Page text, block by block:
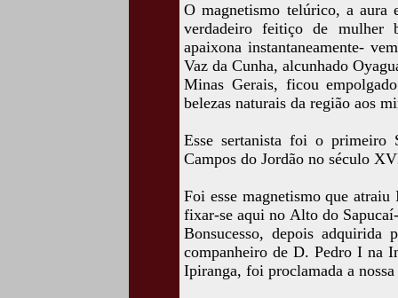
O magnetismo telúrico, a aura
verdadeiro feitiço de mulher
apaixona instantaneamente-
Vaz da Cunha, alcunhado
Minas Gerais, ficou
belezas naturais da região aos
Esse sertanista foi o primeiro
Campos do Jordão no século
Foi esse magnetismo que
fixar-se aqui no Alto do
Bonsucesso, depois adquirida
companheiro de D. Pedro I na
Ipiranga, foi proclamada a